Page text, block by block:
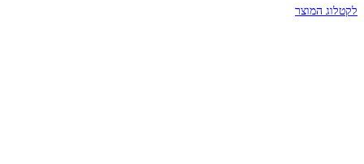
לקטלוג המוצר